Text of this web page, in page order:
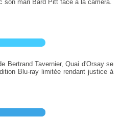
son mari Bard Pitt face à la caméra.
Bertrand Tavernier, Quai d'Orsay se
Blu-ray limitée rendant justice à